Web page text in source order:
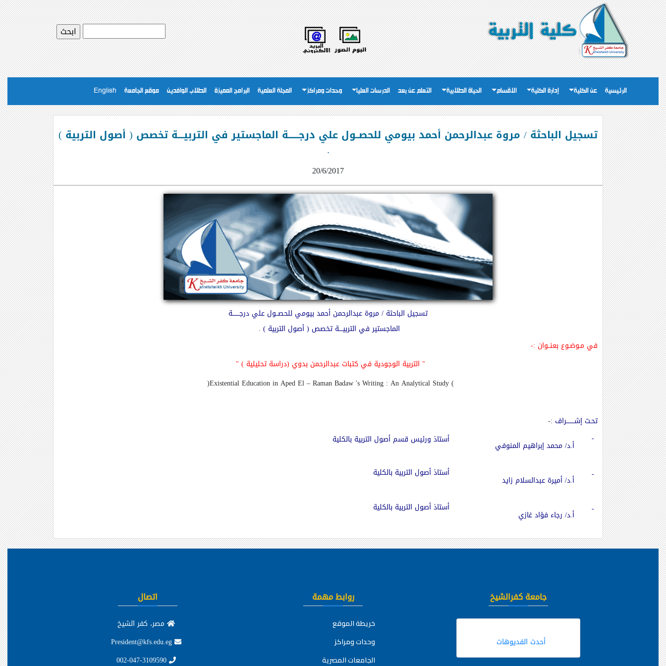
الرئيسية عن الكلية إدارة الكلية الاقسام الحياة الطلابية التعلم عن بعد الدرسات العليا وحدات ومراكز المجلة العلمية البرامج المميزة الطلاب الوافدين موقع الجامعة English
تسجيل الباحثة / مروة عبدالرحمن أحمد بيومي للحصــول علي درجـــــــة الماجستير في التربيــــة تخصص ( أصول التربية )
.
20/6/2017
تسجيل الباحثة / مروة عبدالرحمن أحمد بيومي للحصــول علي درجـــــــة
الماجستير في التربيــــة تخصص ( أصول التربية ) .
في مـوضـوع بعنــوان :-
" التربية الوجودية في كتبات عبدالرحمن بدوي (دراسة تحليلية ) "
(
Existential Education in Aped El – Raman Badaw 's Writing : An Analytical Study
)
تحـت إشــــــــراف :-
-
أ.د/ محمد إبراهيم المنوفي أستاذ ورئيس قسم أصول التربية بالكلية
- أ.د/ أميرة عبدالسلام زايد
أستاذ أصول التربية بالكلية
- أ.د/ رجاء فؤاد غازي
أستاذ أصول التربية بالكلية
جامعة كفرالشيخ
أحدث الفديوهات
روابط مهمة
خريطة الموقع
وحدات ومراكز
الجامعات المصرية
اتصال
مصر، كفر الشيخ